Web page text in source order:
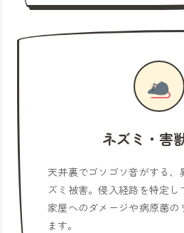
ネズミ・害
天井裏でゴソゴソ音がする、
ズミ被害。侵入経路を特定し
家屋へのダメージや病原菌の
ます。